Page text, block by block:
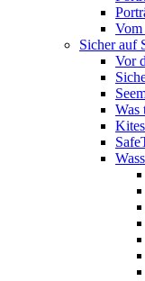
Vom
Sicher auf
Vor
Was